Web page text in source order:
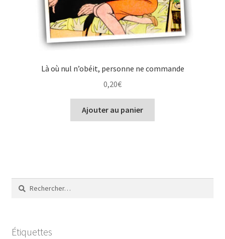
Là où nul n’obéit, personne ne commande
0,20€
Ajouter au panier
Rechercher :
Étiquettes